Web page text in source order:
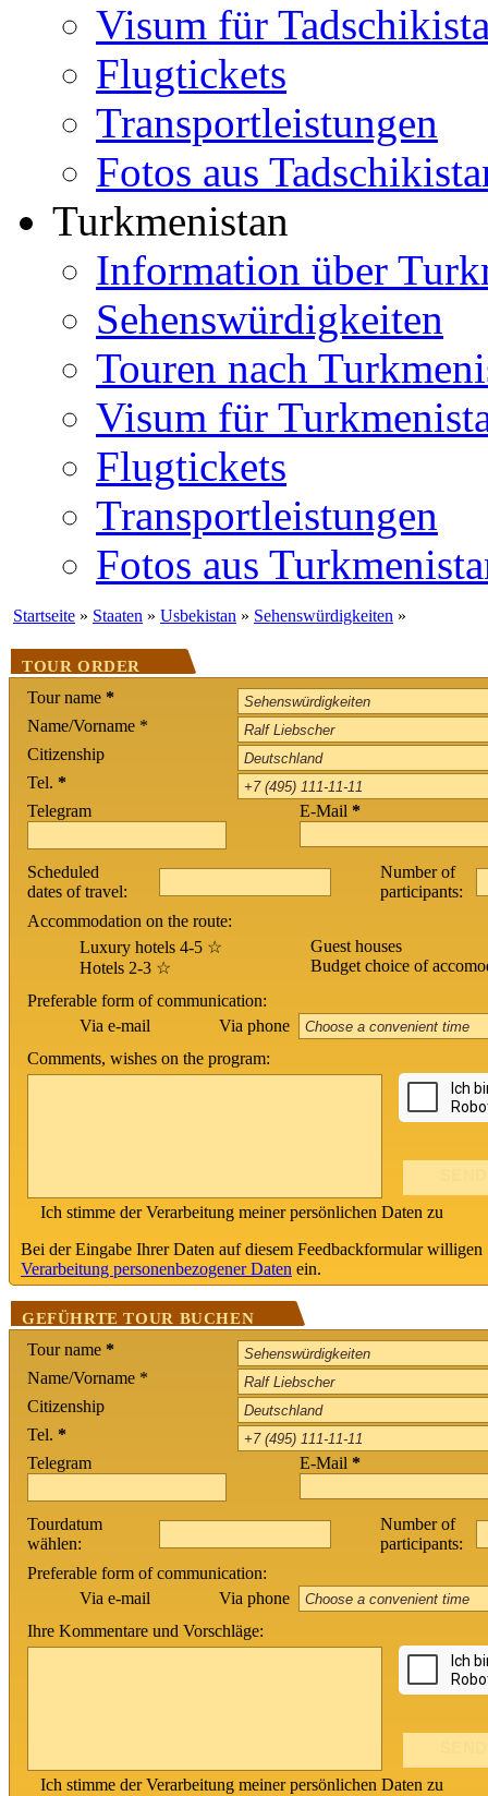
Visum für
Flugtickets
Transportleistungen
Fotos aus
Turkmenistan
Information über
Sehenswürdigkeiten
Touren nach
Visum für
Flugtickets
Transportleistungen
Fotos aus
Startseite » Staaten » Usbekistan » Sehenswürdigkeiten »
TOUR ORDER
Tour name *
Name/Vorname *
Citizenship
Tel. *
Telegram
E-Mail *
Scheduled
dates of travel:
Number of
participants:
Accommodation on the route:
Luxury hotels 4-5 ☆
Hotels 2-3 ☆
Guest houses
Budget choice of
Preferable form of communication:
Via e-mail
Via phone
Comments, wishes on the program:
Ich stimme der Verarbeitung meiner persönlichen Daten zu
Bei der Eingabe Ihrer Daten auf diesem Feedbackformular willigen
Verarbeitung personenbezogener Daten ein.
GEFÜHRTE TOUR BUCHEN
Tour name *
Name/Vorname *
Citizenship
Tel. *
Telegram
E-Mail *
Tourdatum
wählen:
Number of
participants:
Preferable form of communication:
Via e-mail
Via phone
Ihre Kommentare und Vorschläge:
Ich stimme der Verarbeitung meiner persönlichen Daten zu